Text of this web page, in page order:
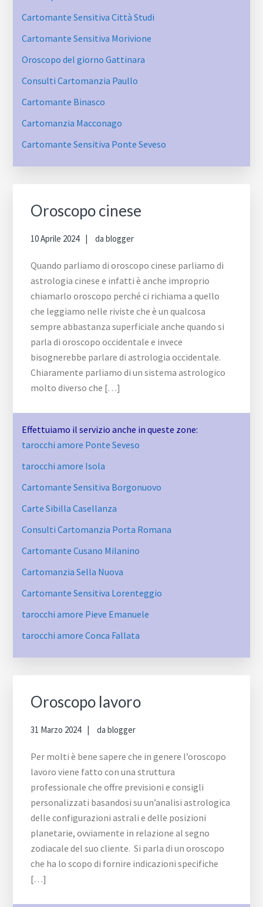
Cartomante Sensitiva Città Studi
Cartomante Sensitiva Morivione
Oroscopo del giorno Gattinara
Consulti Cartomanzia Paullo
Cartomante Binasco
Cartomanzia Macconago
Cartomante Sensitiva Ponte Seveso
Oroscopo cinese
10 Aprile 2024 dablogger
Quando parliamo di oroscopo cinese parliamo di
astrologia cinese e infatti è anche improprio
chiamarlo oroscopo perché ci richiama a quello
che leggiamo nelle riviste che è un qualcosa
sempre abbastanza superficiale anche quando si
parla di oroscopo occidentale e invece
bisognerebbe parlare di astrologia occidentale.
Chiaramente parliamo di un sistema astrologico
molto diverso che […]
Effettuiamo il servizio anche in queste zone:
tarocchi amore Ponte Seveso
tarocchi amore Isola
Cartomante Sensitiva Borgonuovo
Carte Sibilla Casellanza
Consulti Cartomanzia Porta Romana
Cartomante Cusano Milanino
Cartomanzia Sella Nuova
Cartomante Sensitiva Lorenteggio
tarocchi amore Pieve Emanuele
tarocchi amore Conca Fallata
Oroscopo lavoro
31 Marzo 2024 dablogger
Per molti è bene sapere che in genere l’oroscopo
lavoro viene fatto con una struttura
professionale che offre previsioni e consigli
personalizzati basandosi su un’analisi astrologica
delle configurazioni astrali e delle posizioni
planetarie, ovviamente in relazione al segno
zodiacale del suo cliente. Si parla di un oroscopo
che ha lo scopo di fornire indicazioni specifiche
[…]